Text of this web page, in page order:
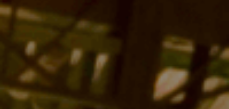
Pátio Regulador
Estrutura e Tecnologia
Equipamentos